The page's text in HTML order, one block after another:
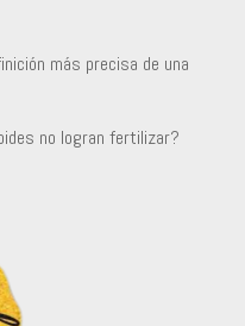
más precisa de una
no logran fertilizar?